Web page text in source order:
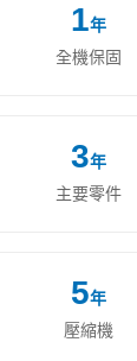
1年
全機保固
3年
主要零件
5年
壓縮機